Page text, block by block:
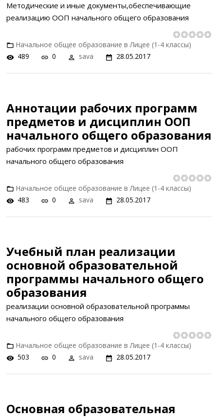
Методические и иные документы,обеспечивающие
реализацию ООП начального общего образования
Начальное общее образование в Лицее (1-4 классы)
489
0 sava 28.05.2017
Аннотации рабочих программ
предметов и дисциплин ООП
начального общего образования
рабочих программ предметов и дисциплин ООП
начального общего образования
Начальное общее образование в Лицее (1-4 классы)
483
0 sava 28.05.2017
Учебный план реализации
основной образовательной
программы начального общего
образования
реализации основной образовательной программы
начального общего образования
Начальное общее образование в Лицее (1-4 классы)
503
0 sava 28.05.2017
Основная образовательная